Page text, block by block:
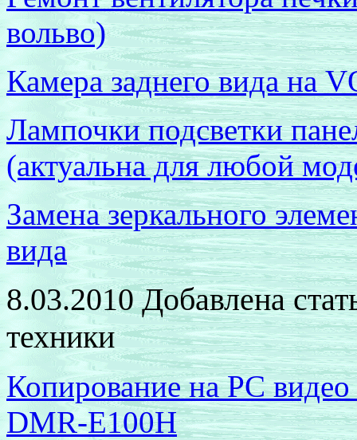
вольво)
Камера заднего вида на
Лампочки подсветки
(актуальна для любой
Замена зеркального
вида
8.03.2010 Добавлена
техники
Копирование наPC
DMR-E100H